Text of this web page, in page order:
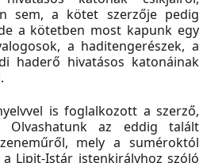
sem, a kötet szerzője pedig
a kötetben most kapunk egy
a haditengerészek, a
haderő hivatásos katonáinak
is foglalkozott a szerző,
Olvashatunk az eddig talált
mely a suméroktól
Lipit-Istár istenkirályhoz szóló